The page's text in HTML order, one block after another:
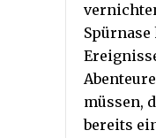
Spürnase
müssen,
bereits